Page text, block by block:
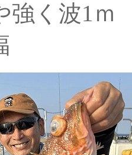
強く波1ｍ